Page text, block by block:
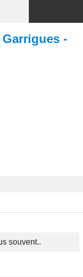
-
souvent..